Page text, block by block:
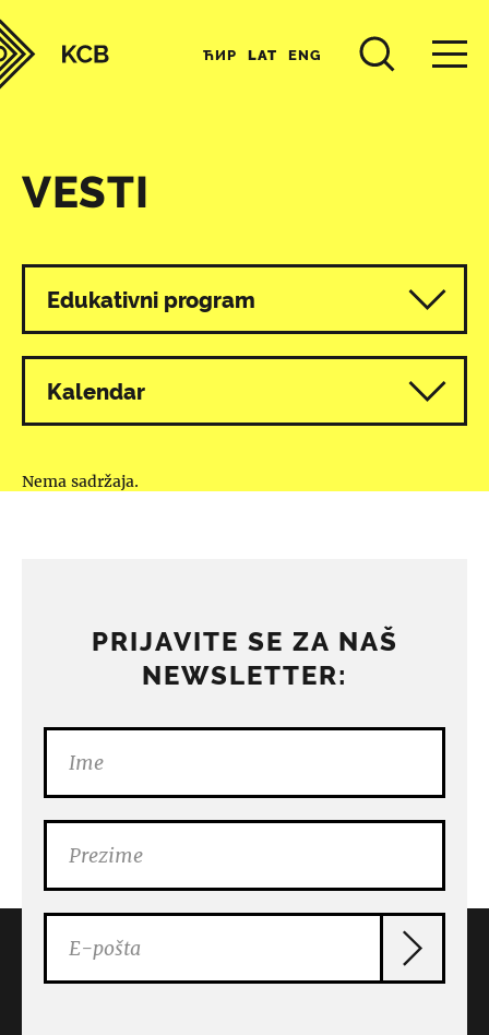
ЋИР LAT ENG
VESTI
Svi programi
Edukativni program
Kalendar
Nema sadržaja.
PRIJAVITE SE ZA NAŠ
NEWSLETTER: